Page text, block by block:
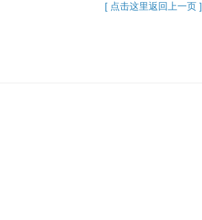
[ 点击这里返回上一页 ]